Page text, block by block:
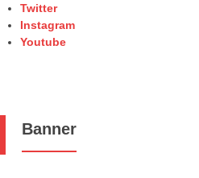
Twitter
Instagram
Youtube
Banner